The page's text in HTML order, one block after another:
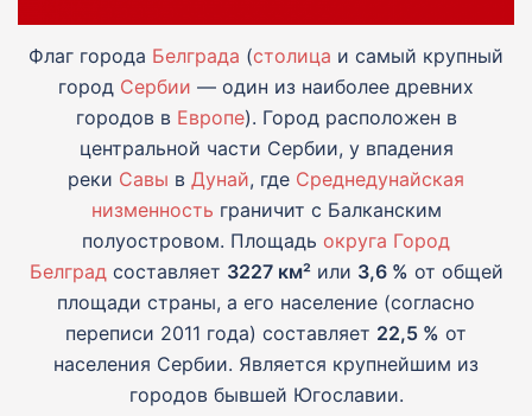
Флаг города Белграда (столица и самый крупный
город Сербии — один из наиболее древних
городов в Европе). Город расположен в
центральной части Сербии, у впадения
реки Савы в Дунай, где Среднедунайская
низменность граничит с Балканским
полуостровом. Площадь округа Город
Белградсоставляет 3227 км²или 3,6 % от общей
площади страны, а его население (согласно
переписи 2011 года) составляет 22,5 % от
населения Сербии. Является крупнейшим из
городов бывшей Югославии.